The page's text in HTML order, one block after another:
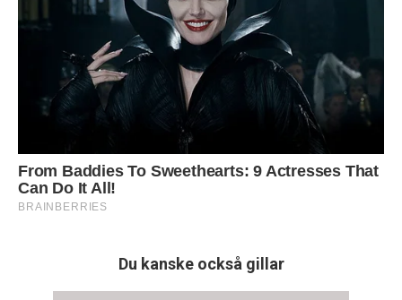
Du kanske också gillar